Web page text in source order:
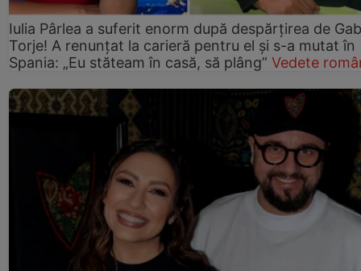
Iulia Pârlea a suferit enorm după despărțirea de
Torje! A renunțat la carieră pentru el și s-a mutat în
Spania: „Eu stăteam în casă, să plâng” Vedete